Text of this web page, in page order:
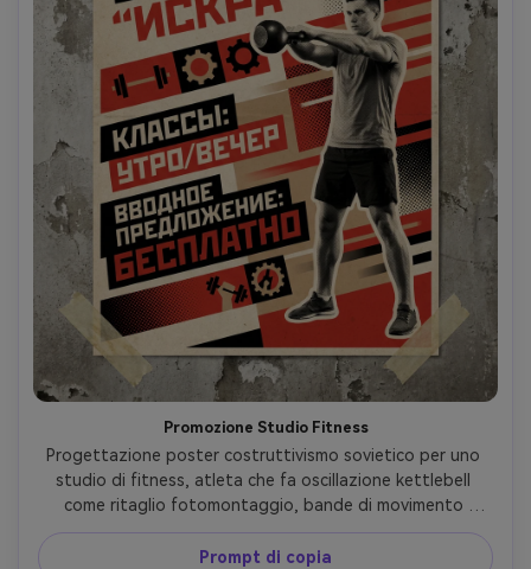
Promozione Studio Fitness
Progettazione poster costruttivismo sovietico per uno
studio di fitness, atleta che fa oscillazione kettlebell
come ritaglio fotomontaggio, bande di movimento
diagonali, icone di peso geometrico, tavolozza rosso
nero beige, ombreggiatura a mezzo tono, texture di
Prompt di copia